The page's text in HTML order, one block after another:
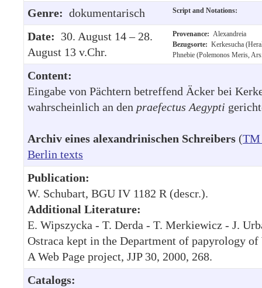
Genre: dokumentarisch Script and Notations:
Date: 30. August 14 – 28.
August 13 v.Chr.
Provenance: Alexandreia
Bezugsorte: Kerkesucha
Phnebie (Polemonos Meris,
Content:
Eingabe von Pächtern betreffend Äcker bei
wahrscheinlich an den praefectus Aegypti
Archiv eines alexandrinischen Schreibers (TM
Berlin texts
Publication:
W. Schubart, BGU IV 1182 R (descr.).
Additional Literature:
E. Wipszycka - T. Derda - T. Merkiewicz - J.
Ostraca kept in the Department of papyrology
A Web Page project, JJP 30, 2000, 268.
Catalogs: